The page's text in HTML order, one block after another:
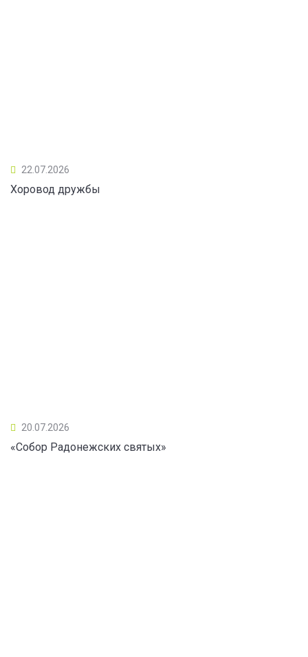
22.07.2026
Хоровод дружбы
20.07.2026
«Собор Радонежских святых»